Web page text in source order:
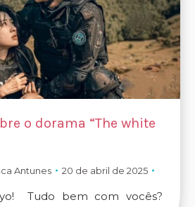
o dorama “The white
Antunes 20 de abril de 2025
Tudo bem com vocês?